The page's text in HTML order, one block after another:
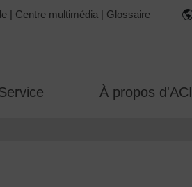
| Centre multimédia | Glossaire
À propos d'ACI